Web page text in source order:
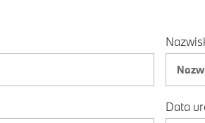
Data